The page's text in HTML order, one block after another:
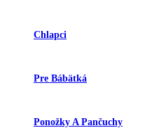
Chlapci
Pre Bábätká
Ponožky A Pančuchy